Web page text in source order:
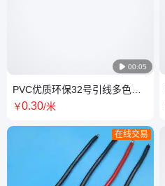
 00:05
PVC优质环保32号引线多色超
短超细绝缘导线 超 细硅胶线
￥0.30/米
在线交易